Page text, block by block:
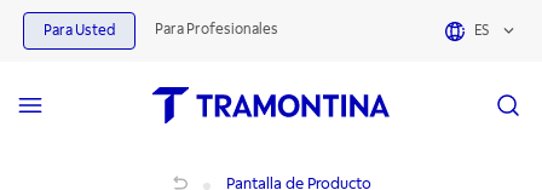
Para Usted Para Profesionales ES
Pantalla de Producto